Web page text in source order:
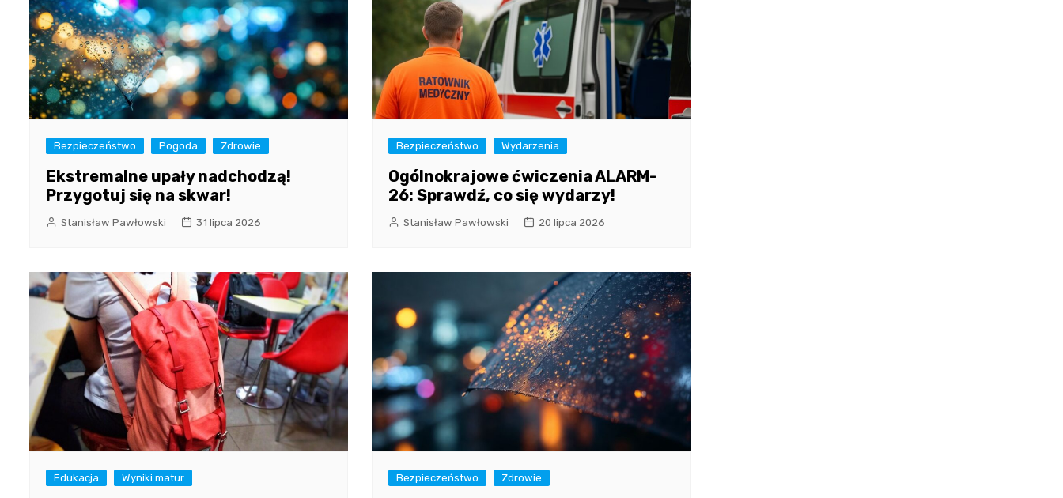
Bezpieczeństwo Pogoda Zdrowie
Ekstremalne upały nadchodzą!
Przygotuj się na skwar!
Stanisław Pawłowski 31 lipca 2026
Bezpieczeństwo Wydarzenia
Ogólnokrajowe ćwiczenia ALARM-
26: Sprawdź, co się wydarzy!
Stanisław Pawłowski 20 lipca 2026
Edukacja Wyniki matur Bezpieczeństwo Zdrowie